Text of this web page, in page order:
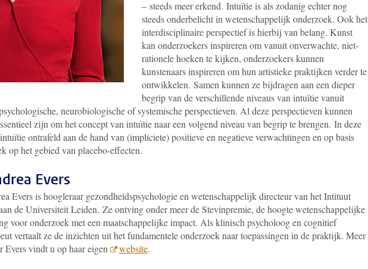
– steeds meer erkend. Intuïtie is als zodanig echter nog
steeds onderbelicht in wetenschappelijk onderzoek. Ook het
interdisciplinaire perspectief is hierbij van belang. Kunst
kan onderzoekers inspireren om vanuit onverwachte, niet-
rationele hoeken te kijken, onderzoekers kunnen
kunstenaars inspireren om hun artistieke praktijken verder te
ontwikkelen. Samen kunnen ze bijdragen aan een dieper
begrip van de verschillende niveaus van intuïtie vanuit
neurobiologische of systemische perspectieven. Al deze perspectieven kunnen
zijn om het concept van intuïtie naar een volgend niveau van begrip te brengen. In deze
ontrafeld aan de hand van (impliciete) positieve en negatieve verwachtingen en op basis
op het gebied van placebo-effecten.
Evers
Evers is hoogleraar gezondheidspsychologie en wetenschappelijk directeur van het Intituut
de Universiteit Leiden. Ze ontving onder meer de Stevinpremie, de hoogte wetenschappelijke
voor onderzoek met een maatschappelijke impact. Als klinisch psycholoog en cognitief
vertaalt ze de inzichten uit het fundamentele onderzoek naar toepassingen in de praktijk. Meer
Evers vindt u op haar eigen
website.